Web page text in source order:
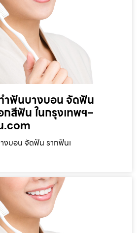
ำฟันบางบอน จัดฟัน
สีฟัน ในกรุงเทพฯ–
งบอน จัดฟัน รากฟันเ